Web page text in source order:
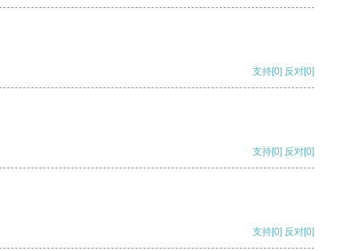
支持[0] 反对[0]
支持[0] 反对[0]
支持[0] 反对[0]